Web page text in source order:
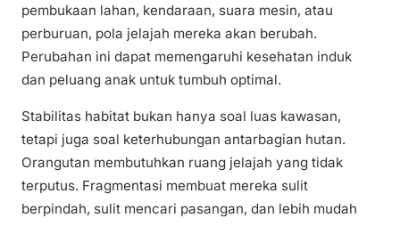
pembukaan lahan, kendaraan, suara mesin, atau
perburuan, pola jelajah mereka akan berubah.
Perubahan ini dapat memengaruhi kesehatan induk
dan peluang anak untuk tumbuh optimal.
Stabilitas habitat bukan hanya soal luas kawasan,
tetapi juga soal keterhubungan antarbagian hutan.
Orangutan membutuhkan ruang jelajah yang tidak
terputus. Fragmentasi membuat mereka sulit
berpindah, sulit mencari pasangan, dan lebih mudah